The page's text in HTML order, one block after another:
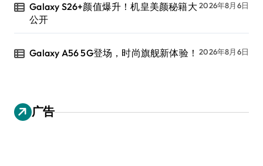
Galaxy S26+颜值爆升！机皇美颜秘籍大
公开
2026年8月6日
Galaxy A56 5G登场，时尚旗舰新体验！ 2026年8月6日
广告